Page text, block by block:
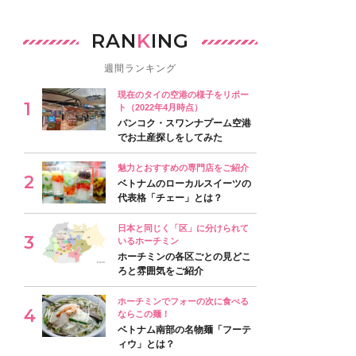
RANKING
週間ランキング
現在のタイの空港の様子をリポー
ト（2022年4月時点）
バンコク・スワンナプーム空港
でお土産探しをしてみた
魅力とおすすめの専門店をご紹介
ベトナムのローカルスイーツの
代表格「チェー」とは？
日本と同じく「区」に分けられて
いるホーチミン
ホーチミンの各区ごとの見どこ
ろと雰囲気をご紹介
ホーチミンでフォーの次に食べる
ならこの麺！
ベトナム南部の名物麺「フーテ
ィウ」とは？